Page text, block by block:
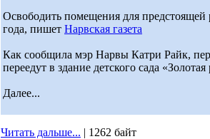
Освободить помещения для предстоящей
года, пишет Нарвская газета
Как сообщила мэр Нарвы Катри Райк,
переедут в здание детского сада
Далее...
Читать дальше... | 1262 байт